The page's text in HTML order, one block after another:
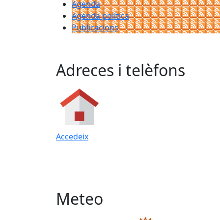
Agenda
Agenda política
Publicacions
Adreces i telèfons
Accedeix
Meteo